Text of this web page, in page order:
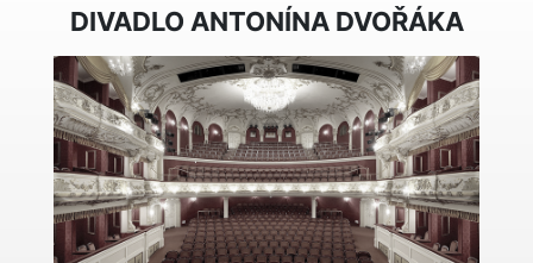
DIVADLO ANTONÍNA DVOŘÁKA